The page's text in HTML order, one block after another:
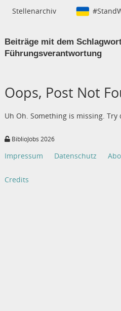
Stellenarchiv
Beiträge mit dem
Führungsverantwortung
Oops, Post Not
Uh Oh. Something is missing.
BiblioJobs 2026
Impressum Datenschutz
Credits